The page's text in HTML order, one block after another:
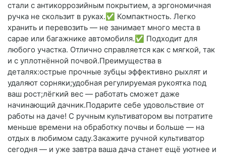
стали с антикоррозийным покрытием, а эргономичная
ручка не скользит в руках.✅ Компактность. Легко
хранить и перевозить — не занимает много места в
сарае или багажнике автомобиля.✅ Подходит для
любого участка. Отлично справляется как с мягкой, так
и с уплотнённой почвой.Преимущества в
деталях:острые прочные зубцы эффективно рыхлят и
удаляют сорняки;удобная регулируемая рукоятка под
ваш рост;лёгкий вес — работать сможет даже
начинающий дачник.Подарите себе удовольствие от
работы на даче! С ручным культиватором вы потратите
меньше времени на обработку почвы и больше — на
отдых в любимом саду.Закажите ручной культиватор
сегодня — и уже завтра ваша дача станет ещё уютнее и